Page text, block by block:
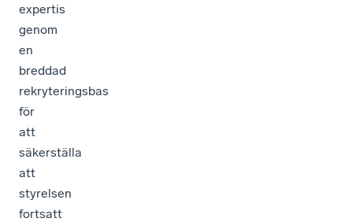
expertis
genom
en
breddad
rekryteringsbas
för
att
säkerställa
att
styrelsen
fortsatt